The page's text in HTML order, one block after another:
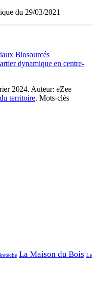
du 29/03/2021
Biosourcés
dynamique en centre-
2024. Auteur: eZee
territoire. Mots-clés
La Maison du Bois Le